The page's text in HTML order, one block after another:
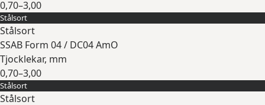
0,70–3,00
Expandera
Stålsort
Stålsort
SSAB Form 04 / DC04 AmO
Tjocklekar, mm
0,70–3,00
Expandera
Stålsort
Stålsort